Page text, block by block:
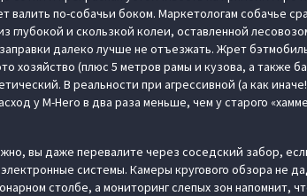
валить по-собачьи боком. Маркетологам собачье
и скользкой колеи, оставленной
далеко лучше не отъезжать. Жрет
хозяйство (плюс 5 метров рамы и кузова, а также
В реальности при агрессивной (а как
у M-Hero в два раза меньше, чем у старого
вы даже перевалите через соседский забор,
системы. Камеры кругового обзора не
столбе, а мониторинг слепых зон напомнит,